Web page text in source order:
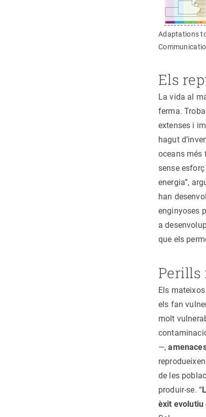
Adaptations
Els
La vida al
ferma.
extenses i
hagut
oceans més
sense
energia”,
han
enginyoses
a
que els
Perills
Els
els fan
molt
—,
de les
produir-se. “
èxit evolutiu